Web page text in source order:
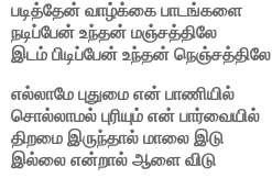
படித்தேன் வாழ்க்கை பாடங்களை
நடிப்பேன் உந்தன் மஞ்சத்திலே
இடம் பிடிப்பேன் உந்தன் நெஞ்சத்திலே
எல்லாமே புதுமை என் பாணியில்
சொல்லாமல் புரியும் என் பார்வையில்
திறமை இருந்தால் மாலை இடு
இல்லை என்றால் ஆளை விடு